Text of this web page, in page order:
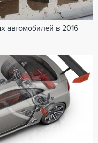
автомобилей в 2016